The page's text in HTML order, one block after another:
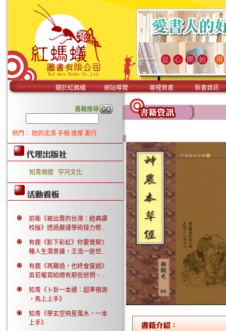
關於紅螞蟻 網站導覽 哪裡買書 新書資訊
書籍搜尋
熱門： 她的沈清 手相 達摩 素行
知青頻道 宇河文化
前衛《被出賣的台灣：經典譯
校版》透過嚴謹學術接力修..
有鹿《影下彩虹》你要覺察5
種人生潛意識，王浩一逝世..
有鹿《再難過，也終會度過》
吳若權寫給總有那些迷惘、..
知青《卜卦一本通：超準預測
，馬上上手》
知青《學玄空飛星風水，一本
上手》